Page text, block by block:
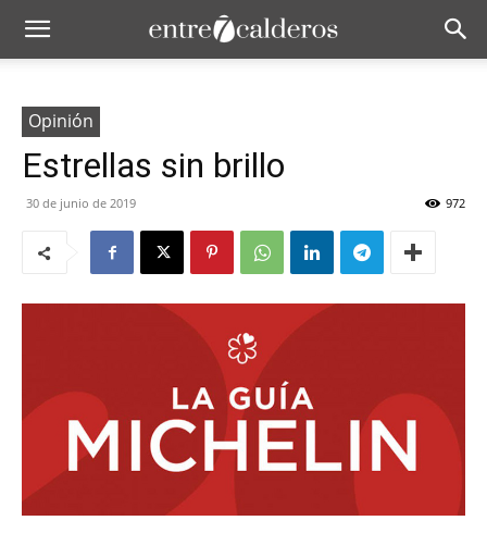
Opinión
Estrellas sin brillo
30 de junio de 2019 972